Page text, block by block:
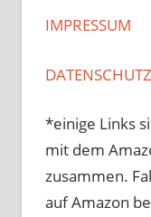
IMPRESSUM
DATENSCHUTZ
*einige Links
mit dem
zusammen.
auf Amazon